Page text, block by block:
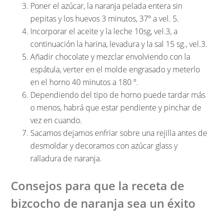
Poner el azúcar, la naranja pelada entera sin
pepitas y los huevos 3 minutos, 37º a vel. 5.
Incorporar el aceite y la leche 10sg, vel.3, a
continuación la harina, levadura y la sal 15 sg., vel.3.
Añadir chocolate y mezclar envolviendo con la
espátula, verter en el molde engrasado y meterlo
en el horno 40 minutos a 180 º.
Dependiendo del tipo de horno puede tardar más
o menos, habrá que estar pendiente y pinchar de
vez en cuando.
Sacamos dejamos enfriar sobre una rejilla antes de
desmoldar y decoramos con azúcar glass y
ralladura de naranja.
Consejos para que la receta de
bizcocho de naranja sea un éxito